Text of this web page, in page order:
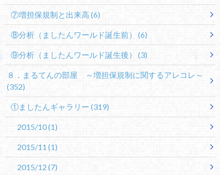
⑦増担保規制と出来高 (6)
⑧分析（ましたんワールド誕生前） (6)
⑨分析（ましたんワールド誕生後） (3)
８．まるてんの部屋 ～増担保規制に関するアレコレ～
(352)
①ましたんギャラリー (319)
2015/10(1)
2015/11 (1)
2015/12 (7)